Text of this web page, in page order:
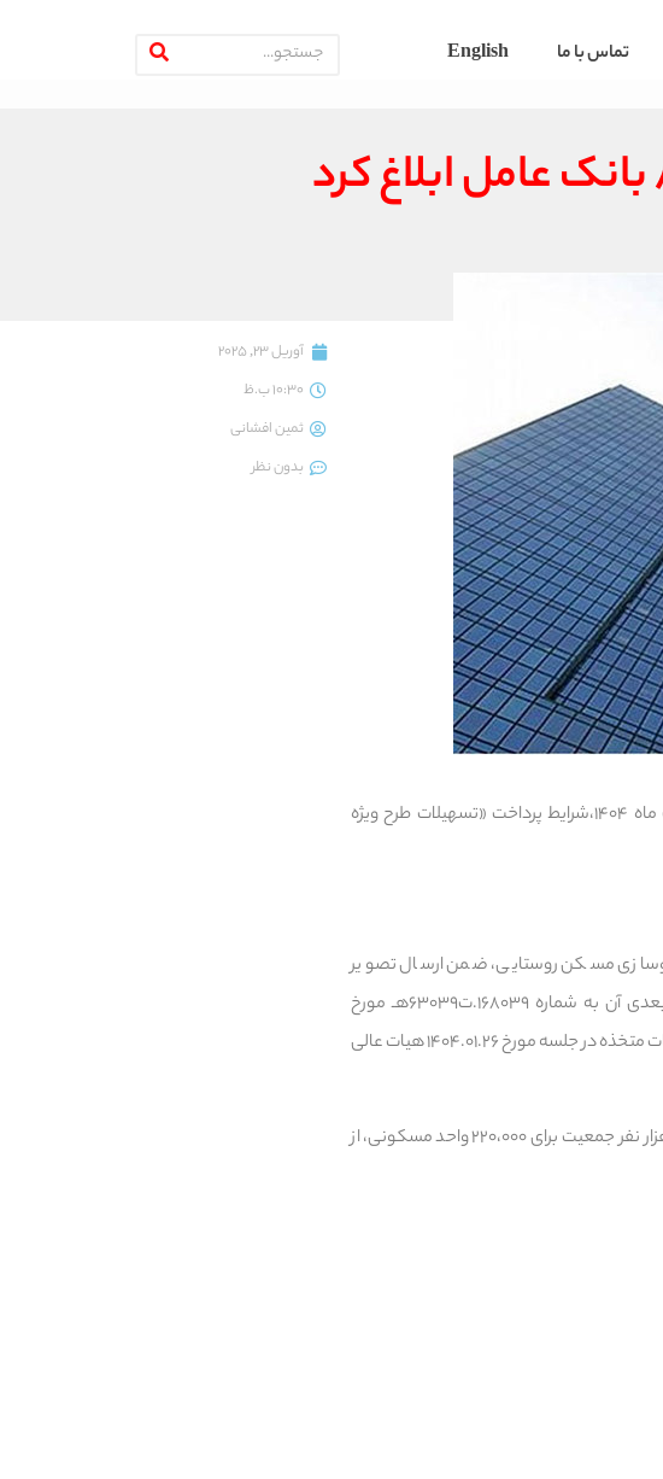
تماس با ما English
به گزارش بخش خبر، بانک مرکزی در بخشنامه‌ای به شماره ۰۴.۲۳۲۹۶ مورخ ۳ اردیبهشت ماه ۱۴۰۴،شرایط پرداخت «تسهیلات طرح ویژه
ویژه بهسازی و نوسازی مسکن روستایی، ضمن ارسال تصویر
تصویب‌نامه‌ شماره ۱۴۲۸۲۳‏‏‏‏‏/ت۶۳۰۹۳هـ مورخ ۱۴۰۳.۰۹.۱۷ هیات وزیران و اصلاحیه‌های بعدی آن به شماره ۱۶۸۰۳۹‏‏‏.ت۶۳۰۳۹هـ مورخ
۱۴۰۳.۱۱.۰۲ و شماره ۲۰۳۱۵۶‏‏‏.ت۶۳۸۷۳هـ مورخ ۱۴۰۳.۱۲.۲۵ به آگاهی می‌رساند حسب تصمیمات متخذه در جلسه مورخ ۱۴۰۴.۰۱.۲۶ هیات عالی
«سقف فردی تسهیلات طرح ویژه بهسازی و نوسازی مسکن در روستاها و شهرهای زیر ۲۵ هزار نفر جمعیت برای ۲۲۰،۰۰۰ واحد مسکونی، از
آوریل 23, 2025
10:30 ب.ظ
ثمین افشانی
بدون نظر